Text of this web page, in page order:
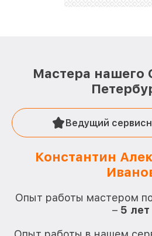
Мастера нашего
Ведущий
Константин
Опыт работы мастером
– 5 лет